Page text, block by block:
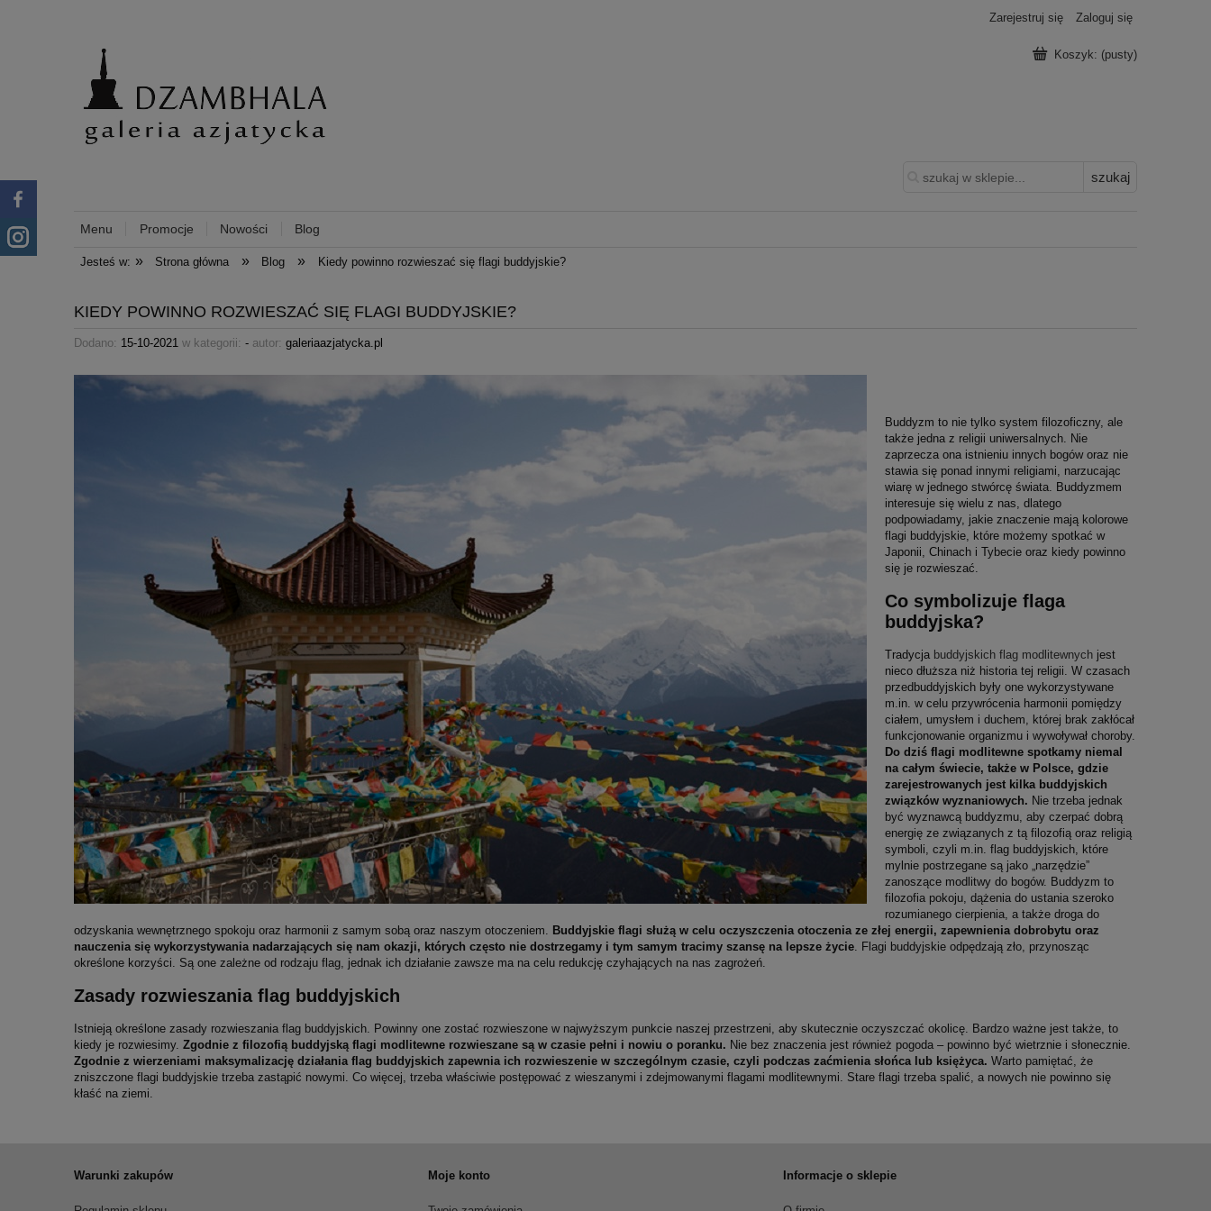
Zarejestruj się Zaloguj się
Koszyk: (pusty)
szukaj
Menu Promocje Nowości Blog
Jesteś w: » Strona główna » Blog » Kiedy powinno rozwieszać się flagi buddyjskie?
KIEDY POWINNO ROZWIESZAĆ SIĘ FLAGI BUDDYJSKIE?
Dodano: 15-10-2021 w kategorii: - autor: galeriaazjatycka.pl
Buddyzm to nie tylko system filozoficzny, ale
także jedna z religii uniwersalnych. Nie
zaprzecza ona istnieniu innych bogów oraz nie
stawia się ponad innymi religiami, narzucając
wiarę w jednego stwórcę świata. Buddyzmem
interesuje się wielu z nas, dlatego
podpowiadamy, jakie znaczenie mają kolorowe
flagi buddyjskie, które możemy spotkać w
Japonii, Chinach i Tybecie oraz kiedy powinno
się je rozwieszać.
Co symbolizuje flaga
buddyjska?
Tradycja buddyjskich flag modlitewnychjest
nieco dłuższa niż historia tej religii. W czasach
przedbuddyjskich były one wykorzystywane
m.in. w celu przywrócenia harmonii pomiędzy
ciałem, umysłem i duchem, której brak zakłócał
funkcjonowanie organizmu i wywoływał choroby.
Do dziś flagi modlitewne spotkamy niemal
na całym świecie, także w Polsce, gdzie
zarejestrowanych jest kilka buddyjskich
związków wyznaniowych. Nie trzeba jednak
być wyznawcą buddyzmu, aby czerpać dobrą
energię ze związanych z tą filozofią oraz religią
symboli, czyli m.in. flag buddyjskich, które
mylnie postrzegane są jako „narzędzie”
zanoszące modlitwy do bogów. Buddyzm to
filozofia pokoju, dążenia do ustania szeroko
rozumianego cierpienia, a także droga do
odzyskania wewnętrznego spokoju oraz harmonii z samym sobą oraz naszym otoczeniem. Buddyjskie flagi służą w celu oczyszczenia otoczenia ze złej energii, zapewnienia dobrobytu oraz
nauczenia się wykorzystywania nadarzających się nam okazji, których często nie dostrzegamy i tym samym tracimy szansę na lepsze życie. Flagi buddyjskie odpędzają zło, przynosząc
określone korzyści. Są one zależne od rodzaju flag, jednak ich działanie zawsze ma na celu redukcję czyhających na nas zagrożeń.
Zasady rozwieszania flag buddyjskich
Istnieją określone zasady rozwieszania flag buddyjskich. Powinny one zostać rozwieszone w najwyższym punkcie naszej przestrzeni, aby skutecznie oczyszczać okolicę. Bardzo ważne jest także, to
kiedy je rozwiesimy. Zgodnie z filozofią buddyjską flagi modlitewne rozwieszane są w czasie pełni i nowiu o poranku. Nie bez znaczenia jest również pogoda – powinno być wietrznie i słonecznie.
Zgodnie z wierzeniami maksymalizację działania flag buddyjskich zapewnia ich rozwieszenie w szczególnym czasie, czyli podczas zaćmienia słońca lub księżyca. Warto pamiętać, że
zniszczone flagi buddyjskie trzeba zastąpić nowymi. Co więcej, trzeba właściwie postępować z wieszanymi i zdejmowanymi flagami modlitewnymi. Stare flagi trzeba spalić, a nowych nie powinno się
kłaść na ziemi.
Warunki zakupów Moje konto Informacje o sklepie